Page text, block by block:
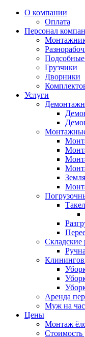
О компании
Оплата
Персонал
Подсобные
Грузчики
Дворники
Услуги
Складские
Аренда
Муж на час
Цены
Монтаж
Стоимость